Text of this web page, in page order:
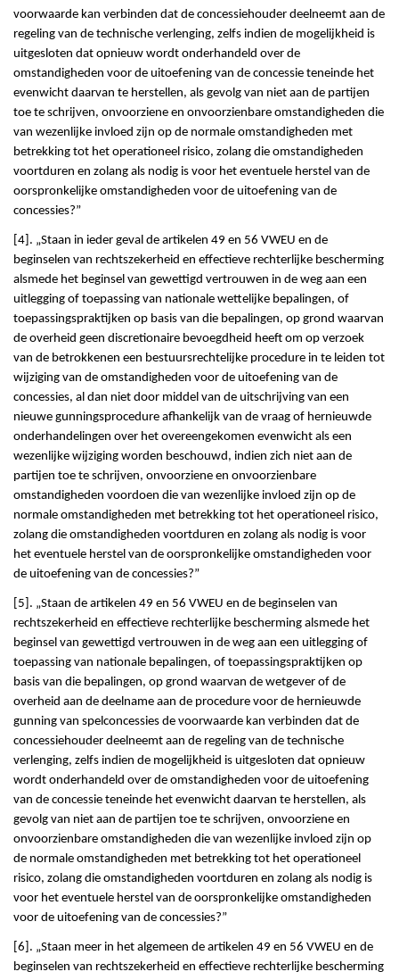
voorwaarde kan verbinden dat de concessiehouder deelneemt aan de
regeling van de technische verlenging, zelfs indien de mogelijkheid is
uitgesloten dat opnieuw wordt onderhandeld over de
omstandigheden voor de uitoefening van de concessie teneinde het
evenwicht daarvan te herstellen, als gevolg van niet aan de partijen
toe te schrijven, onvoorziene en onvoorzienbare omstandigheden die
van wezenlijke invloed zijn op de normale omstandigheden met
betrekking tot het operationeel risico, zolang die omstandigheden
voortduren en zolang als nodig is voor het eventuele herstel van de
oorspronkelijke omstandigheden voor de uitoefening van de
concessies?”
[4]. „Staan in ieder geval de artikelen 49 en 56 VWEU en de
beginselen van rechtszekerheid en effectieve rechterlijke bescherming
alsmede het beginsel van gewettigd vertrouwen in de weg aan een
uitlegging of toepassing van nationale wettelijke bepalingen, of
toepassingspraktijken op basis van die bepalingen, op grond waarvan
de overheid geen discretionaire bevoegdheid heeft om op verzoek
van de betrokkenen een bestuursrechtelijke procedure in te leiden tot
wijziging van de omstandigheden voor de uitoefening van de
concessies, al dan niet door middel van de uitschrijving van een
nieuwe gunningsprocedure afhankelijk van de vraag of hernieuwde
onderhandelingen over het overeengekomen evenwicht als een
wezenlijke wijziging worden beschouwd, indien zich niet aan de
partijen toe te schrijven, onvoorziene en onvoorzienbare
omstandigheden voordoen die van wezenlijke invloed zijn op de
normale omstandigheden met betrekking tot het operationeel risico,
zolang die omstandigheden voortduren en zolang als nodig is voor
het eventuele herstel van de oorspronkelijke omstandigheden voor
de uitoefening van de concessies?”
[5]. „Staan de artikelen 49 en 56 VWEU en de beginselen van
rechtszekerheid en effectieve rechterlijke bescherming alsmede het
beginsel van gewettigd vertrouwen in de weg aan een uitlegging of
toepassing van nationale bepalingen, of toepassingspraktijken op
basis van die bepalingen, op grond waarvan de wetgever of de
overheid aan de deelname aan de procedure voor de hernieuwde
gunning van spelconcessies de voorwaarde kan verbinden dat de
concessiehouder deelneemt aan de regeling van de technische
verlenging, zelfs indien de mogelijkheid is uitgesloten dat opnieuw
wordt onderhandeld over de omstandigheden voor de uitoefening
van de concessie teneinde het evenwicht daarvan te herstellen, als
gevolg van niet aan de partijen toe te schrijven, onvoorziene en
onvoorzienbare omstandigheden die van wezenlijke invloed zijn op
de normale omstandigheden met betrekking tot het operationeel
risico, zolang die omstandigheden voortduren en zolang als nodig is
voor het eventuele herstel van de oorspronkelijke omstandigheden
voor de uitoefening van de concessies?”
[6]. „Staan meer in het algemeen de artikelen 49 en 56 VWEU en de
beginselen van rechtszekerheid en effectieve rechterlijke bescherming